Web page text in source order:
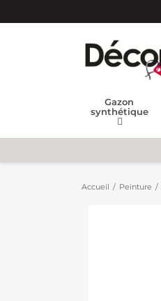
Gazon
synthétique
Accueil Peinture